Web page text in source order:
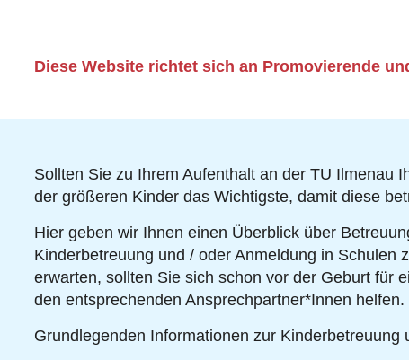
Diese Website richtet sich an Promovierende
Sollten Sie zu Ihrem Aufenthalt an der TU Ilmenau
der größeren Kinder das Wichtigste, damit diese
Hier geben wir Ihnen einen Überblick über
Kinderbetreuung und / oder Anmeldung in Schulen
erwarten, sollten Sie sich schon vor der Geburt für
den entsprechenden Ansprechpartner*Innen helfen.
Grundlegenden Informationen zur